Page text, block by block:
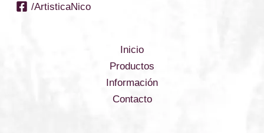
/ArtisticaNico
Inicio
Productos
Información
Contacto